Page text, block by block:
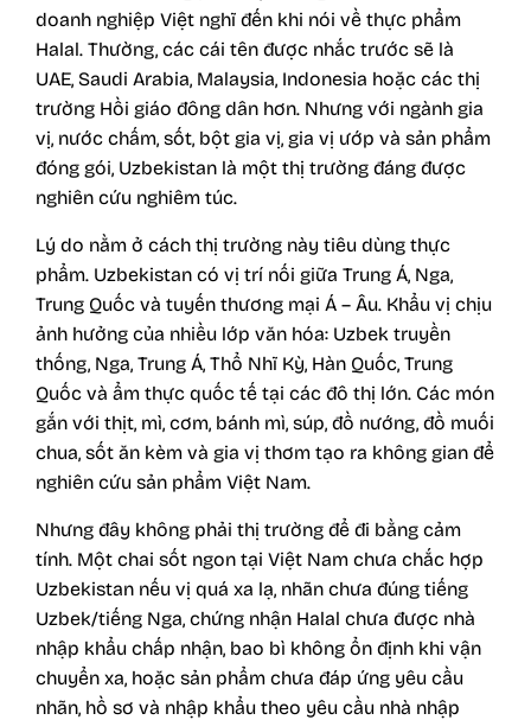
doanh nghiệp Việt nghĩ đến khi nói về thực phẩm
Halal. Thường, các cái tên được nhắc trước sẽ là
UAE, Saudi Arabia, Malaysia, Indonesia hoặc các thị
trường Hồi giáo đông dân hơn. Nhưng với ngành gia
vị, nước chấm, sốt, bột gia vị, gia vị ướp và sản phẩm
đóng gói, Uzbekistan là một thị trường đáng được
nghiên cứu nghiêm túc.
Lý do nằm ở cách thị trường này tiêu dùng thực
phẩm. Uzbekistan có vị trí nối giữa Trung Á, Nga,
Trung Quốc và tuyến thương mại Á – Âu. Khẩu vị chịu
ảnh hưởng của nhiều lớp văn hóa: Uzbek truyền
thống, Nga, Trung Á, Thổ Nhĩ Kỳ, Hàn Quốc, Trung
Quốc và ẩm thực quốc tế tại các đô thị lớn. Các món
gắn với thịt, mì, cơm, bánh mì, súp, đồ nướng, đồ muối
chua, sốt ăn kèm và gia vị thơm tạo ra không gian để
nghiên cứu sản phẩm Việt Nam.
Nhưng đây không phải thị trường để đi bằng cảm
tính. Một chai sốt ngon tại Việt Nam chưa chắc hợp
Uzbekistan nếu vị quá xa lạ, nhãn chưa đúng tiếng
Uzbek/tiếng Nga, chứng nhận Halal chưa được nhà
nhập khẩu chấp nhận, bao bì không ổn định khi vận
chuyển xa, hoặc sản phẩm chưa đáp ứng yêu cầu
nhãn, hồ sơ và nhập khẩu theo yêu cầu nhà nhập